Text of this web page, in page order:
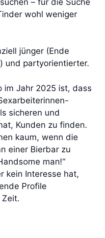
wohl weniger
jünger (Ende
und partyorientierter.
im Jahr 2025 ist, dass
sicheren und
Kunden zu finden.
kaum, wenn die
einer Bierbar zu
man!“
kein Interesse hat,
Profile